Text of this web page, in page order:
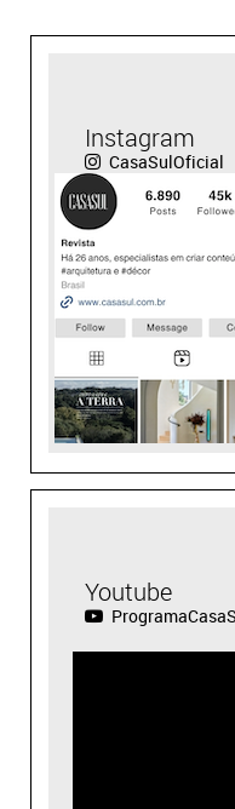
Instagram
CasaSulOficial
Youtube